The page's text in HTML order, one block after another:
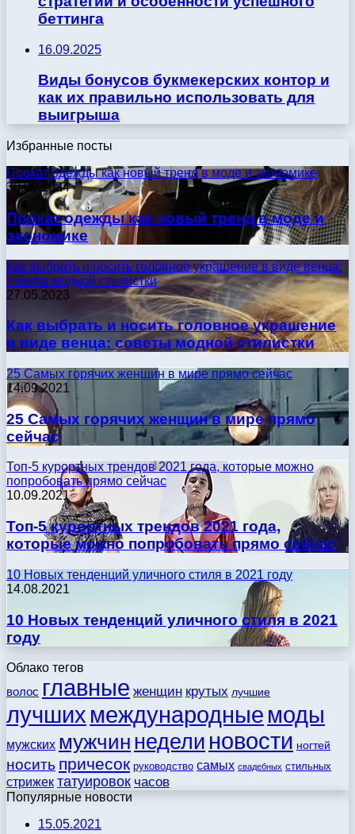
беттинга
16.09.2025
Виды бонусов букмекерских контор и
как их правильно использовать для
выигрыша
Избранные посты
Прокат одежды как новый тренд в моде и экономике
30.09.2024
Прокат одежды как новый тренд в моде и
экономике
Как выбрать и носить головное украшение в виде венца:
советы модной стилистки
27.05.2023
Как выбрать и носить головное украшение
в виде венца: советы модной стилистки
25 Самых горячих женщин в мире прямо сейчас
14.09.2021
25 Самых горячих женщин в мире прямо
сейчас
Топ-5 курортных трендов 2021 года, которые можно
попробовать прямо сейчас
10.09.2021
Топ-5 курортных трендов 2021 года,
которые можно попробовать прямо сейчас
10 Новых тенденций уличного стиля в 2021 году
14.08.2021
10 Новых тенденций уличного стиля в 2021
году
Облако тегов
волос главные женщин крутых лучшие
лучших международные моды
мужских мужчин недели новости ногтей
носить причесок руководство самых свадебных стильных
стрижек татуировок часов
Популярные новости
15.05.2021